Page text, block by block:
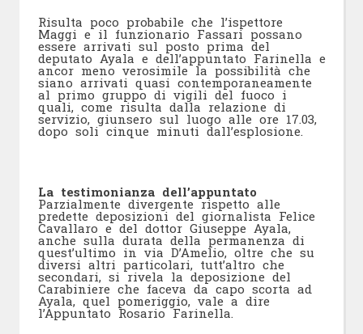
Risulta poco probabile che l’ispettore
Maggi e il funzionario Fassari possano
essere arrivati sul posto prima del
deputato Ayala e dell’appuntato Farinella e
ancor meno verosimile la possibilità che
siano arrivati quasi contemporaneamente
al primo gruppo di vigili del fuoco i
quali, come risulta dalla relazione di
servizio, giunsero sul luogo alle ore 17.03,
dopo soli cinque minuti dall’esplosione.
La testimonianza dell’appuntato
Parzialmente divergente rispetto alle
predette deposizioni del giornalista Felice
Cavallaro e del dottor Giuseppe Ayala,
anche sulla durata della permanenza di
quest’ultimo in via D’Amelio, oltre che su
diversi altri particolari, tutt’altro che
secondari, si rivela la deposizione del
Carabiniere che faceva da capo scorta ad
Ayala, quel pomeriggio, vale a dire
l’Appuntato Rosario Farinella.